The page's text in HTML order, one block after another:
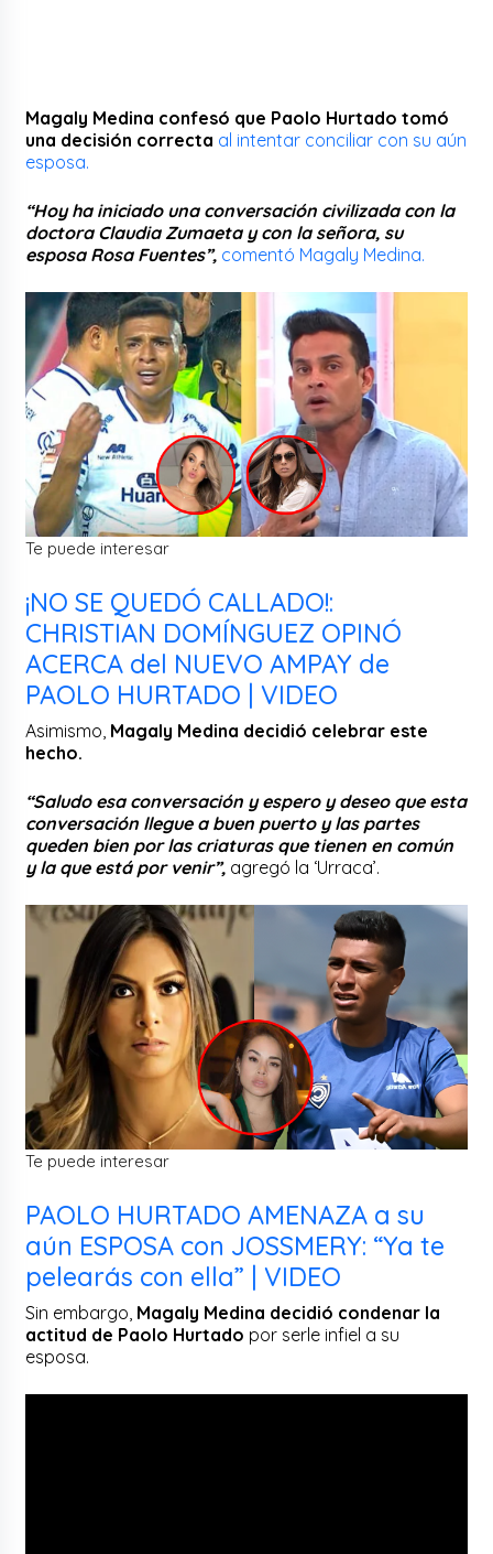
Magaly Medina confesó que Paolo Hurtado tomó
una decisión correcta al intentar conciliar con su aún
esposa.
“Hoy ha iniciado una conversación civilizada con la
doctora Claudia Zumaeta y con la señora, su
esposa Rosa Fuentes”, comentó Magaly Medina.
Te puede interesar
¡NO SE QUEDÓ CALLADO!:
CHRISTIAN DOMÍNGUEZ OPINÓ
ACERCA del NUEVO AMPAY de
PAOLO HURTADO | VIDEO
Asimismo, Magaly Medina decidió celebrar este
hecho.
“Saludo esa conversación y espero y deseo que esta
conversación llegue a buen puerto y las partes
queden bien por las criaturas que tienen en común
y la que está por venir”, agregó la ‘Urraca’.
Te puede interesar
PAOLO HURTADO AMENAZA a su
aún ESPOSA con JOSSMERY: “Ya te
pelearás con ella” | VIDEO
Sin embargo, Magaly Medina decidió condenar la
actitud de Paolo Hurtado por serle infiel a su
esposa.